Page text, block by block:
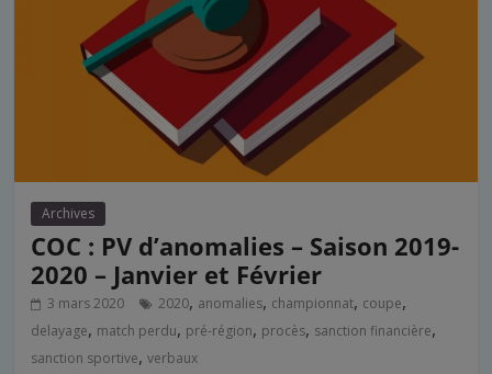
Archives
COC : PV d’anomalies – Saison 2019-
2020 – Janvier et Février
3 mars 2020 2020, anomalies, championnat, coupe,
delayage, match perdu, pré-région, procès, sanction financière,
sanction sportive,verbaux